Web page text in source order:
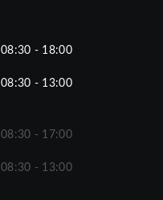
08:30 - 18:00
08:30 - 13:00
08:30 - 17:00
08:30 - 13:00